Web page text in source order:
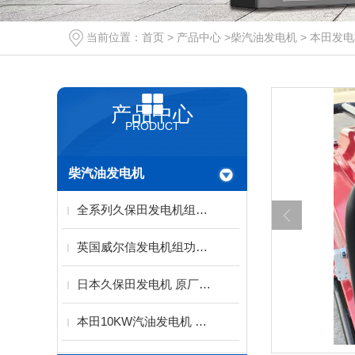
当前位置： 首页 > 产品中心 >柴汽油发电机 > 本田发
产品中心
PRODUCT
柴汽油发电机
全系列久保田发电机组（西安）服务代理中心
英国威尔信发电机组功率范围9.5-2500KVA
日本久保田发电机 原厂水冷动力配备稀土永磁电机
本田10KW汽油发电机 单三相电启动KH-10000T